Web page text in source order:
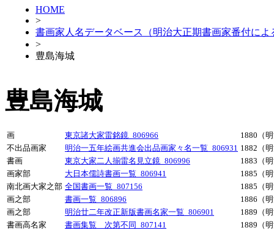
HOME
>
書画家人名データベース（明治大正期書画家番付によ
>
豊島海城
豊島海城
画 東京諸大家雷銘鏡_806966
1880（
不出品画家
明治一五年絵画共進会出品画家々名一覧_806931 1882（
書画
東京大家二人揃雷名見立鏡_806996
1883（
画家部
大日本儒詩書画一覧_806941
1885（
南北画大家之部 全国書画一覧_807156
1885（
画之部
書画一覧_806896
1886（
画之部
明治廿二年改正新版書画名家一覧_806901
1889（
書画高名家
書画集覧 次第不同_807141
1889（